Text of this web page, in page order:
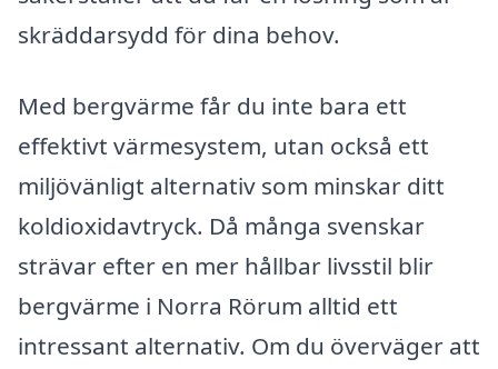
skräddarsydd för dina behov.
Med bergvärme får du inte bara ett
effektivt värmesystem, utan också ett
miljövänligt alternativ som minskar ditt
koldioxidavtryck. Då många svenskar
strävar efter en mer hållbar livsstil blir
bergvärme i Norra Rörum alltid ett
intressant alternativ. Om du överväger att